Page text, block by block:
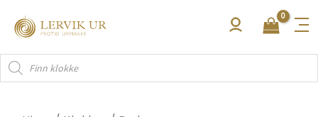
rett
innholdet
Products
search